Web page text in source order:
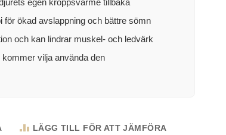
egen kroppsvärme tillbaka
för ökad avslappning och bättre sömn
och kan lindrar muskel- och ledvärk
vilja använda den
LÄGG TILL FÖR ATT JÄMFÖRA